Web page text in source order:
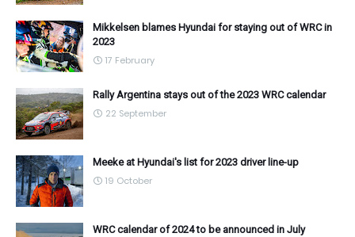
Mikkelsen blames Hyundai for staying out of WRC in
2023
17 February
Rally Argentina stays out of the 2023 WRC calendar
22 September
Meeke at Hyundai's list for 2023 driver line-up
19 October
WRC calendar of 2024 to be announced in July